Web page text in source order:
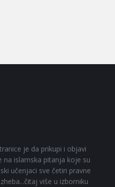
je da prikupi i objavi
na islamska pitanja koje su
učenjaci sve četiri pravne
više u izborniku